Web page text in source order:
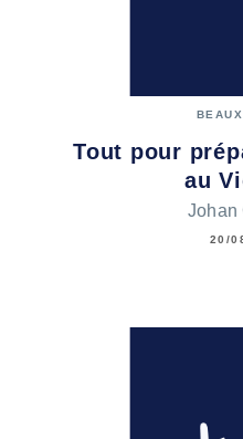
Tout pour
au
Johan
20/